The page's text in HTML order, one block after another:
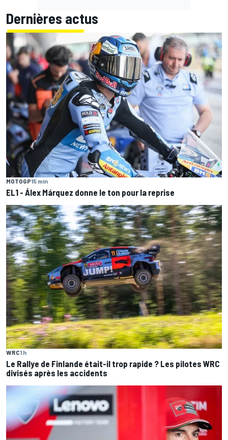
Dernières actus
MOTOGP15 min
EL1 - Álex Márquez donne le ton pour la reprise
WRC1 h
Le Rallye de Finlande était-il trop rapide ? Les pilotes WRC
divisés après les accidents